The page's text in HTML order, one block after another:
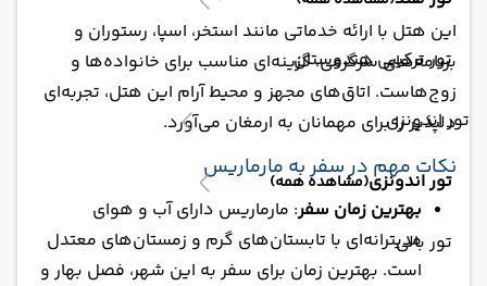
تور ترکیبی هندوستان
تور اندونزی
تور اندونزی(مشاهده همه)
تور بالی
این هتل با ارائه خدماتی مانند استخر، اسپا، رستوران و
برنامه‌های سرگرمی، گزینه‌ای مناسب برای خانواده‌ها و
زوج‌هاست. اتاق‌های مجهز و محیط آرام این هتل، تجربه‌ای
دلپذیر را برای مهمانان به ارمغان می‌آورد.
نکات مهم در سفر به مارماریس
بهترین زمان سفر: مارماریس دارای آب و هوای
مدیترانه‌ای با تابستان‌های گرم و زمستان‌های معتدل
است. بهترین زمان برای سفر به این شهر، فصل بهار و